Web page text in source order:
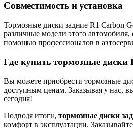
Совместимость и установка
Тормозные диски задние R1 Carbon
различные модели этого
помощью профессионалов в
Где купить тормозные диски
Вы можете приобрести тормозные
доступным ценам. Заказывая у нас,
сегодня!
Подводя итоги, тормозные диски
комфорт в эксплуатации.